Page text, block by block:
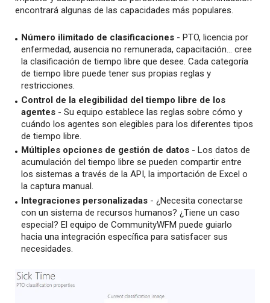
encontrará algunas de las capacidades más populares.
Número ilimitado de clasificaciones - PTO, licencia por
enfermedad, ausencia no remunerada, capacitación... cree
la clasificación de tiempo libre que desee. Cada categoría
de tiempo libre puede tener sus propias reglas y
restricciones.
Control de la elegibilidad del tiempo libre de los
agentes - Su equipo establece las reglas sobre cómo y
cuándo los agentes son elegibles para los diferentes tipos
de tiempo libre.
Múltiples opciones de gestión de datos - Los datos de
acumulación del tiempo libre se pueden compartir entre
los sistemas a través de la API, la importación de Excel o
la captura manual.
Integraciones personalizadas - ¿Necesita conectarse
con un sistema de recursos humanos? ¿Tiene un caso
especial? El equipo de CommunityWFM puede guiarlo
hacia una integración específica para satisfacer sus
necesidades.